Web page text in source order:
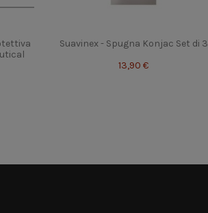
Suavinex - Spugna Konjac Set di 3
13,90 €